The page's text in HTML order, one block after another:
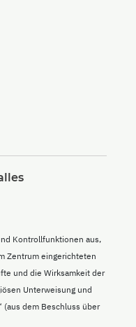
Kontrollfunktionen aus,
Zentrum eingerichteten
und die Wirksamkeit der
Unterweisung und
(aus dem Beschluss über